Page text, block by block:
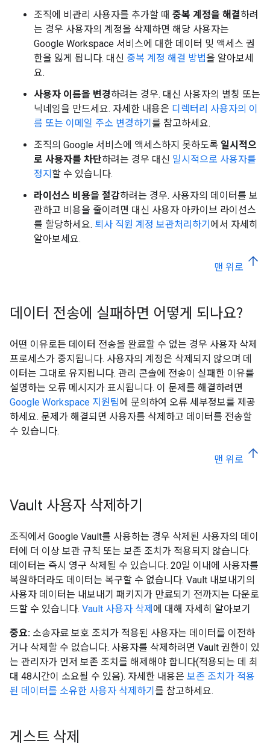
조직에 비관리 사용자를 추가할 때 중복 계정을 해결하려
는 경우 사용자의 계정을 삭제하면 해당 사용자는
Google Workspace 서비스에 대한 데이터 및 액세스 권
한을 잃게 됩니다. 대신 중복 계정 해결 방법을 알아보세
요.
사용자 이름을 변경하려는 경우. 대신 사용자의 별칭 또는
닉네임을 만드세요. 자세한 내용은 디렉터리 사용자의 이
름 또는 이메일 주소 변경하기 를 참고하세요.
조직의 Google 서비스에 액세스하지 못하도록 일시적으
로 사용자를 차단하려는 경우 대신 일시적으로 사용자를
정지 할 수 있습니다.
라이선스 비용을 절감하려는 경우. 사용자의 데이터를 보
관하고 비용을 줄이려면 대신 사용자 아카이브 라이선스
를 할당하세요. 퇴사 직원 계정 보관처리하기 에서 자세히
알아보세요.
맨 위로
데이터 전송에 실패하면 어떻게 되나요?
어떤 이유로든 데이터 전송을 완료할 수 없는 경우 사용자 삭제
프로세스가 중지됩니다. 사용자의 계정은 삭제되지 않으며 데
이터는 그대로 유지됩니다. 관리 콘솔에 전송이 실패한 이유를
설명하는 오류 메시지가 표시됩니다. 이 문제를 해결하려면
Google Workspace 지원팀에 문의하여 오류 세부정보를 제공
하세요. 문제가 해결되면 사용자를 삭제하고 데이터를 전송할
수 있습니다.
맨 위로
Vault 사용자 삭제하기
조직에서 Google Vault를 사용하는 경우 삭제된 사용자의 데이
터에 더 이상 보관 규칙 또는 보존 조치가 적용되지 않습니다.
데이터는 즉시 영구 삭제될 수 있습니다. 20일 이내에 사용자를
복원하더라도 데이터는 복구할 수 없습니다. Vault 내보내기의
사용자 데이터는 내보내기 패키지가 만료되기 전까지는 다운로
드할 수 있습니다. Vault 사용자 삭제 에 대해 자세히 알아보기
중요: 소송자료 보호 조치가 적용된 사용자는 데이터를 이전하
거나 삭제할 수 없습니다. 사용자를 삭제하려면 Vault 권한이 있
는 관리자가 먼저 보존 조치를 해제해야 합니다(적용되는 데 최
대 48시간이 소요될 수 있음). 자세한 내용은 보존 조치가 적용
된 데이터를 소유한 사용자 삭제하기 를 참고하세요.
게스트 삭제